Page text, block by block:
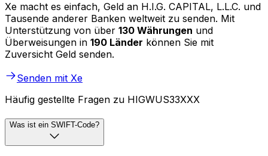
Xe macht es einfach, Geld an H.I.G. CAPITAL, L.L.C. und
Tausende anderer Banken weltweit zu senden. Mit
Unterstützung von über 130 Währungen und
Überweisungen in 190 Länder können Sie mit
Zuversicht Geld senden.
Senden mit Xe
Häufig gestellte Fragen zu HIGWUS33XXX
Was ist ein SWIFT-Code?